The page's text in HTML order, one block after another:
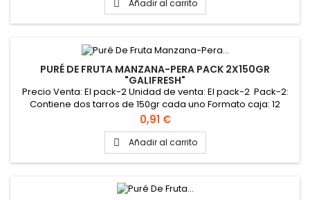
 Añadir al carrito
PURÉ DE FRUTA MANZANA-PERA PACK 2X150GR
"GALIFRESH"
Precio Venta: El pack-2 Unidad de venta: El pack-2 Pack-2:
Contiene dos tarros de 150gr cada uno Formato caja: 12
pack-2
Precio
0,91 €
 Añadir al carrito